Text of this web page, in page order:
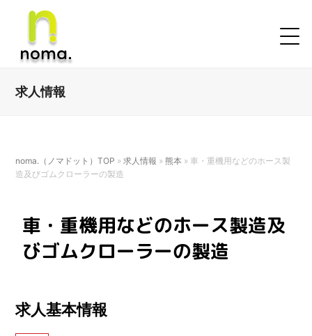
求人情報
noma.（ノマドット）TOP »求人情報 »熊本 »車・重機用などのホース製
造及びゴムクローラーの製造
車・重機用などのホース製造及
びゴムクローラーの製造
求人基本情報